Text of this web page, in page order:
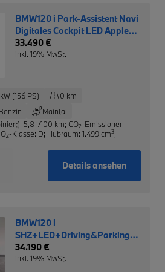
BMW120 i Park-Assistent Navi
Digitales Cockpit LED Apple
CarPlay Android Auto
Mehrzonenklima
33.490 €
inkl. 19% MwSt.
kW (156 PS)
0 km
Maintal
5,8 l/100 km; CO2-Emissionen
2-Klasse: D; Hubraum: 1.499 cm3;
Details ansehen
BMW120 i
SHZ+LED+Driving&Parking
Assistant+Navi+DAB
34.190 €
inkl. 19% MwSt.